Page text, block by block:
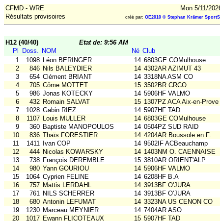
CFMD - WRE
Mon 5/11/
Résultats provisoires
créé par: OE2010 © Stephan Krämer
H12 (40/40)
Etat de: 9:56 AM
Pl
Doss. NOM Né Club
1
1098 Léon BERINGER 14 6803GE COMulhouse
2
846 Nils BALEYDIER 14 4302AR AZIMUT 43
3
654 Clément BRIANT 14 3318NA ASM CO
4
705 Côme MOTTET 15 3502BR CRCO
5
986 Jonas KOTECKY 14 5906HF VALMO
6
432 Romain SALVAT 15 1307PZ ACA Aix-en-
7
1028 Gabin RIEZ 14 5907HF TAD
8
1107 Louis MULLER 14 6803GE COMulhouse
9
360 Baptiste MANOPOULOS 14 0504PZ SUD RAID
10
836 Thaïs FORESTIER 14 4204AR Boussole en F.
11
1411 Ivan COP 14 9502IF ACBeauchamp
12
444 Nicolas KOWARSKY 14 1403NM O. CAENNAISE
13
738 François DEREMBLE 15 3810AR ORIENT'ALP
14
980 Yann GOURIOU 14 5906HF VALMO
15
1064 Cyprien FELINE 14 6208HF B.A
16
757 Mattis LERDAHL 14 3913BF O'JURA
17
761 NILS SCHERRER 14 3913BF O'JURA
18
680 Antonin LEFUMAT 14 3323NA US CENON CO
19
1230 Marceau MEYNIER 14 7404AR ASO
20
1017 Ewann FLICOTEAUX 15 5907HF TAD